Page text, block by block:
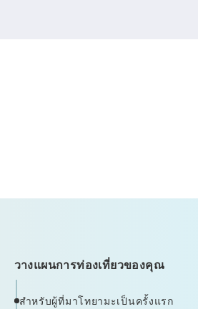
วางแผนการท่องเที่ยวของคุณ
สำหรับผู้ที่มาโทยามะเป็นครั้งแรก